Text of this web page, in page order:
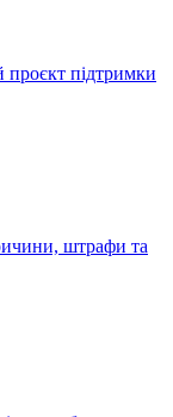
проєкт підтримки
штрафи та